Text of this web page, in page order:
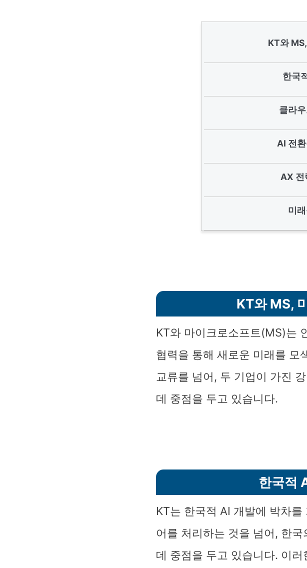
KT와
한국
클라
AI 전
AX 전
미
KT와 MS,
KT와 마이크로소프트(MS)는
협력을 통해 새로운 미래를 모
교류를 넘어, 두 기업이 가진
데 중점을 두고 있습니다.
한국적
KT는 한국적 AI 개발에 박차
어를 처리하는 것을 넘어, 한
데 중점을 두고 있습니다. 이